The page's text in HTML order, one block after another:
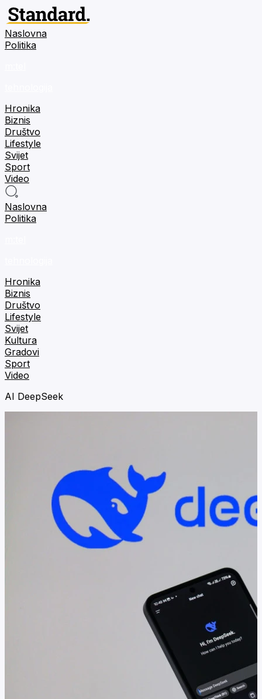
Naslovna
Politika
Hronika
Biznis
Društvo
Lifestyle
Svijet
Sport
Video
Naslovna
Politika
Hronika
Biznis
Društvo
Lifestyle
Svijet
Kultura
Gradovi
Sport
Video
AI DeepSeek